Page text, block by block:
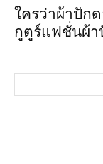
ใครว่าผ้าปัก
กูตูร์แฟชั่นผ้า